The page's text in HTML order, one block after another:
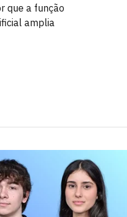
que a função
amplia